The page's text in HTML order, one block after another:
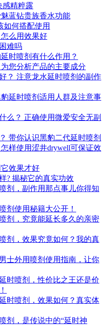
感精粹露
蓝钻贵族香水功能
如何搭配使用
么用效果好
难吗
时喷剂有什么作用？
您分析产品的主要成分
？ 注意龙水延时喷剂的副作
延时喷剂适用人群及注意事
么？ 正确使用微爱安全无副
带你认识黑豹二代延时喷剂
样使用涩井drywell可保证效
效果才好
? 揭秘它的真实功效
剂，副作用那点事儿你得知
剂使用秘籍大公开！
剂，究竟能延长多久的亲密
剂，效果究竟如何？我的真
士外用喷剂使用指南，让你
时喷剂，性价比之王还是价
时喷剂，效果如何？真实体
剂，是传说中的“延时神